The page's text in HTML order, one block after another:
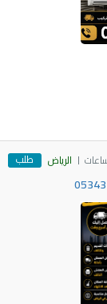
الرياض طلب